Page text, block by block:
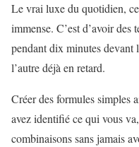
Le vrai luxe du quotidien, ce
immense. C’est d’avoir
pendant dix minutes
l’autre déjà en retard.
Créer des formules simples
avez identifié ce qui vous
combinaisons sans jamais